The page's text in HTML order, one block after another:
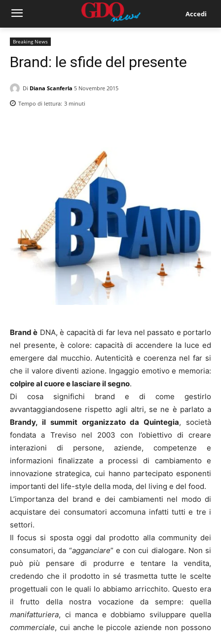
Accedi
Breaking News
Brand: le sfide del presente
Di Diana Scanferla 5 Novembre 2015
Tempo di lettura: 3 minuti
Brand è DNA, è capacità di far leva nel passato e portarlo
nel presente, è colore: capacità di accendere la luce ed
emergere dal mucchio. Autenticità e coerenza nel far si
che il valore diventi azione. Ingaggio emotivo e memoria:
colpire al cuore e lasciare il segno.
Di cosa significhi brand e di come gestirlo
avvantaggiandosene rispetto agli altri, se ne è parlato a
Brandy, il summit organizzato da Quintegia, società
fondata a Treviso nel 2003 con l’obiettivo di creare
interazioni di persone, aziende, competenze e
informazioni finalizzate a processi di cambiamento e
innovazione strategica, cui hanno partecipato esponenti
importanti del life-style della moda, del living e del food.
L’importanza del brand e dei cambiamenti nel modo di
acquistare dei consumatori accomuna infatti tutti e tre i
settori.
Il focus si sposta oggi dal prodotto alla community dei
consumatori, da “agganciare” e con cui dialogare. Non si
può più pensare di produrre e tentare la vendita,
credendo che il prodotto in sé trasmetta tutte le scelte
progettuali con le quali lo abbiamo arricchito. Questo era
il frutto della nostra vocazione da sempre: quella
manifatturiera, ci manca e dobbiamo sviluppare quella
commerciale, cui anche le piccole aziende non possono